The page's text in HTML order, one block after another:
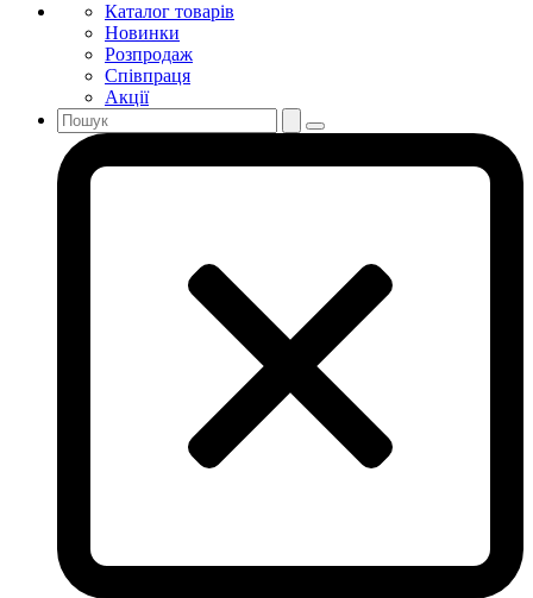
Каталог товарів
Новинки
Розпродаж
Співпраця
Акції